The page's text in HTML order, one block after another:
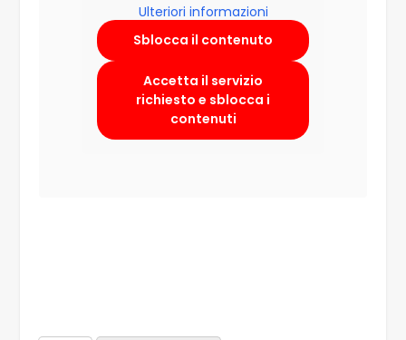
Ulteriori informazioni
Sblocca il contenuto
Accetta il servizio
richiesto e sblocca i
contenuti